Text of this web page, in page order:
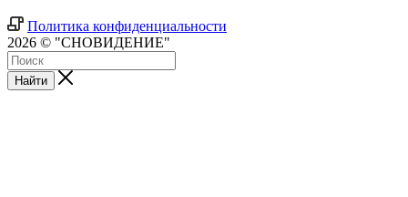
Политика конфиденциальности
2026 © "СНОВИДЕНИЕ"
Найти